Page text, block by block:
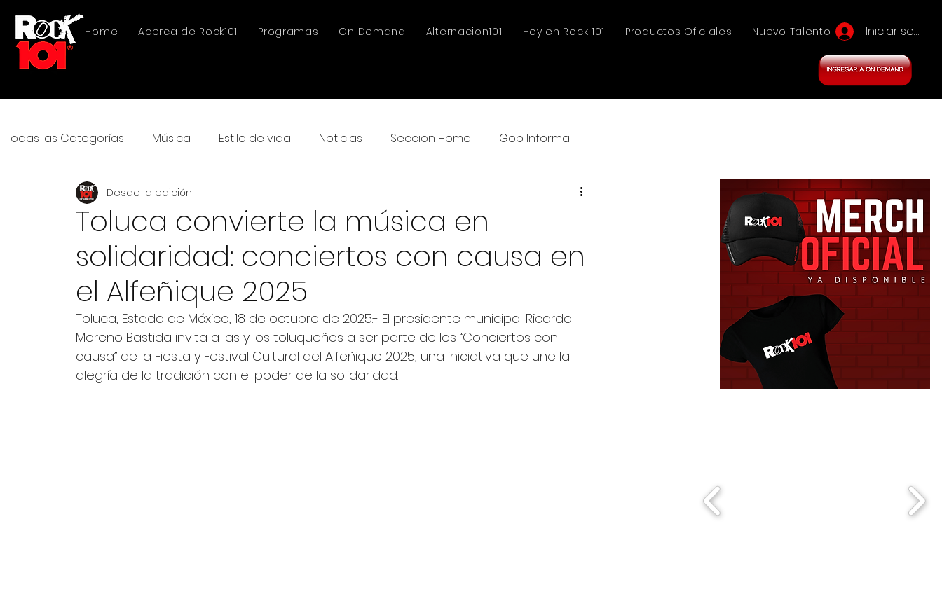
Home Acerca de Rock101 Programas On Demand Alternacion101 Hoy en Rock 101 Productos Oficiales Nuevo Talento Iniciar sesión
Todas las Categorías Música Estilo de vida Noticias Seccion Home Gob Informa
Toluca convierte la música en
solidaridad: conciertos con causa en
el Alfeñique 2025
Desde la edición
Toluca, Estado de México, 18 de octubre de 2025.- El presidente municipal Ricardo
Moreno Bastida invita a las y los toluqueños a ser parte de los “Conciertos con
causa” de la Fiesta y Festival Cultural del Alfeñique 2025, una iniciativa que une la
alegría de la tradición con el poder de la solidaridad.